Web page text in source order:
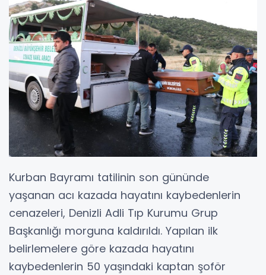
Kurban Bayramı tatilinin son gününde
yaşanan acı kazada hayatını kaybedenlerin
cenazeleri, Denizli Adli Tıp Kurumu Grup
Başkanlığı morguna kaldırıldı. Yapılan ilk
belirlemelere göre kazada hayatını
kaybedenlerin 50 yaşındaki kaptan şoför